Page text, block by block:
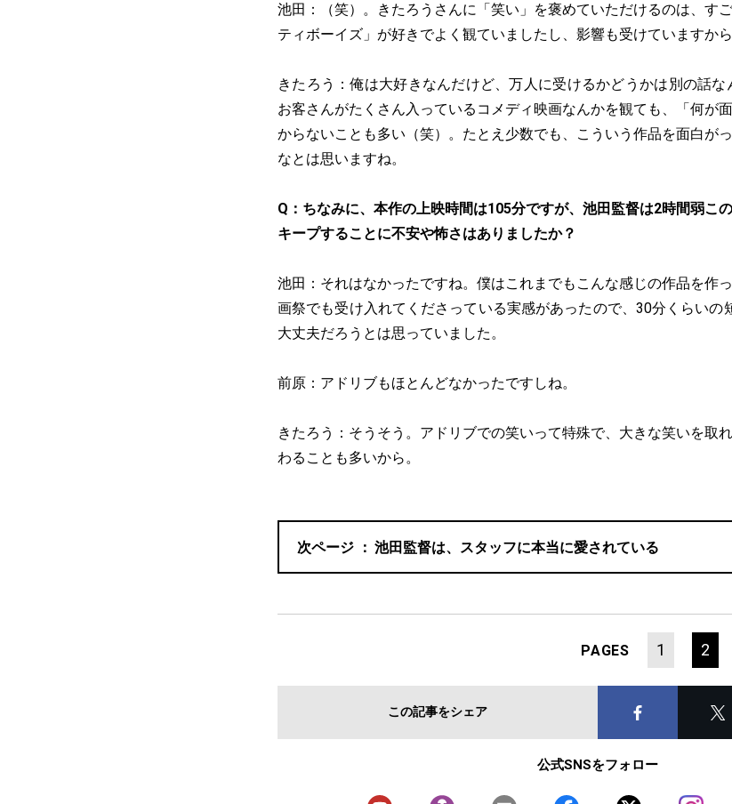
池田：（笑）。きたろうさんに「笑い」を褒めていただけるのは、す
ティボーイズ」が好きでよく観ていましたし、影響も受けていますから
きたろう：俺は大好きなんだけど、万人に受けるかどうかは別の話
お客さんがたくさん入っているコメディ映画なんかを観ても、「何が
からないことも多い（笑）。たとえ少数でも、こういう作品を面白が
なとは思いますね。
Q：ちなみに、本作の上映時間は105分ですが、池田監督は2時間弱こ
キープすることに不安や怖さはありましたか？
池田：それはなかったですね。僕はこれまでもこんな感じの作品を作
画祭でも受け入れてくださっている実感があったので、30分くらいの
大丈夫だろうとは思っていました。
前原：アドリブもほとんどなかったですしね。
きたろう：そうそう。アドリブでの笑いって特殊で、大きな笑いを取
わることも多いから。
池田監督は、スタッフに本当に愛されている
PAGES 1 2
この記事をシェア
公式SNSをフォロー